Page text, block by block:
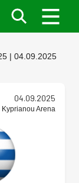
| 04.09.2025
04.09.2025
Kyprianou Arena